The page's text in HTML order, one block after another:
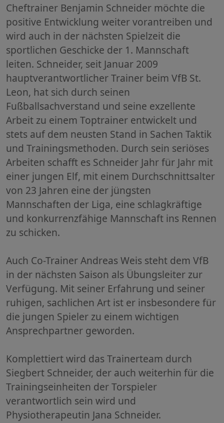
Cheftrainer Benjamin Schneider möchte die
positive Entwicklung weiter vorantreiben und
wird auch in der nächsten Spielzeit die
sportlichen Geschicke der 1. Mannschaft
leiten. Schneider, seit Januar 2009
hauptverantwortlicher Trainer beim VfB St.
Leon, hat sich durch seinen
Fußballsachverstand und seine exzellente
Arbeit zu einem Toptrainer entwickelt und
stets auf dem neusten Stand in Sachen Taktik
und Trainingsmethoden. Durch sein seriöses
Arbeiten schafft es Schneider Jahr für Jahr mit
einer jungen Elf, mit einem Durchschnittsalter
von 23 Jahren eine der jüngsten
Mannschaften der Liga, eine schlagkräftige
und konkurrenzfähige Mannschaft ins Rennen
zu schicken.
Auch Co-Trainer Andreas Weis steht dem VfB
in der nächsten Saison als Übungsleiter zur
Verfügung. Mit seiner Erfahrung und seiner
ruhigen, sachlichen Art ist er insbesondere für
die jungen Spieler zu einem wichtigen
Ansprechpartner geworden.
Komplettiert wird das Trainerteam durch
Siegbert Schneider, der auch weiterhin für die
Trainingseinheiten der Torspieler
verantwortlich sein wird und
Physiotherapeutin Jana Schneider.